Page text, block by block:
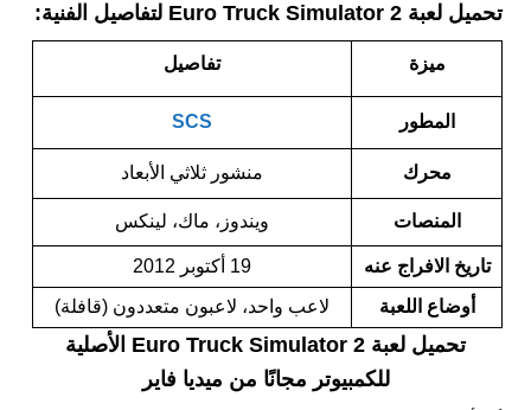
تحميل لعبة Euro Truck Simulator 2 لتفاصيل الفنية:
ميزة تفاصيل
المطور SCS
محرك منشور ثلاثي الأبعاد
المنصات ويندوز، ماك، لينكس
تاريخ الافراج عنه
19 أكتوبر 2012
أوضاع اللعبة
لاعب واحد، لاعبون متعددون (قافلة)
تحميل لعبة Euro Truck Simulator 2 الأصلية​
للكمبيوتر مجانًا من ميديا فاير